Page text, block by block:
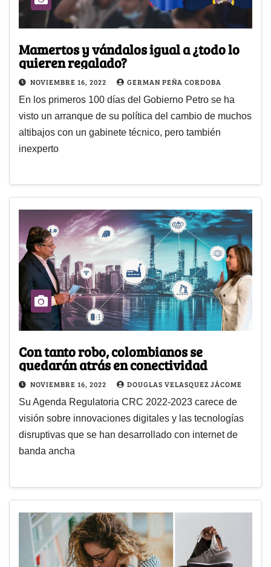
Mamertos y vándalos igual a ¿todo lo
quieren regalado?
NOVIEMBRE 16, 2022 GERMAN PEÑA CORDOBA
En los primeros 100 días del Gobierno Petro se ha
visto un arranque de su política del cambio de muchos
altibajos con un gabinete técnico, pero también
inexperto
Con tanto robo, colombianos se
quedarán atrás en conectividad
NOVIEMBRE 16, 2022 DOUGLAS VELASQUEZ JÁCOME
Su Agenda Regulatoria CRC 2022-2023 carece de
visión sobre innovaciones digitales y las tecnologías
disruptivas que se han desarrollado con internet de
banda ancha